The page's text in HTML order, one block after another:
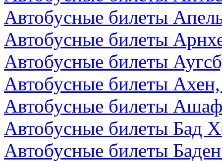
Автобусные билеты
Автобусные билеты
Автобусные билеты
Автобусные билеты
Автобусные билеты
Автобусные билеты Бад
Автобусные билеты